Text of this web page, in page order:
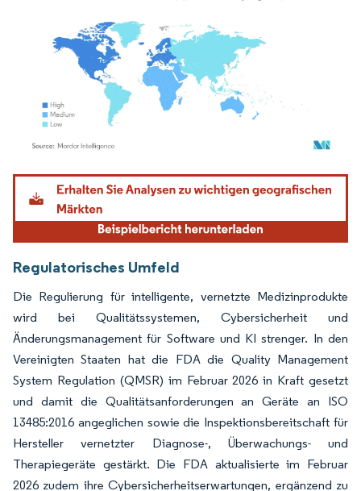
Bild © Mordor Intelligence. Wiederverwendung erfordert Namensnennung gemäß
Regulatorisches Umfeld
Die Regulierung für intelligente, vernetzte Medizinprodukte
wird bei Qualitätssystemen, Cybersicherheit und
Änderungsmanagement für Software und KI strenger. In den
Vereinigten Staaten hat die FDA die Quality Management
System Regulation (QMSR) im Februar 2026 in Kraft gesetzt
und damit die Qualitätsanforderungen an Geräte an ISO
13485:2016 angeglichen sowie die Inspektionsbereitschaft für
Hersteller vernetzter Diagnose-, Überwachungs- und
Therapiegeräte gestärkt. Die FDA aktualisierte im Februar
2026 zudem ihre Cybersicherheitserwartungen, ergänzend zu